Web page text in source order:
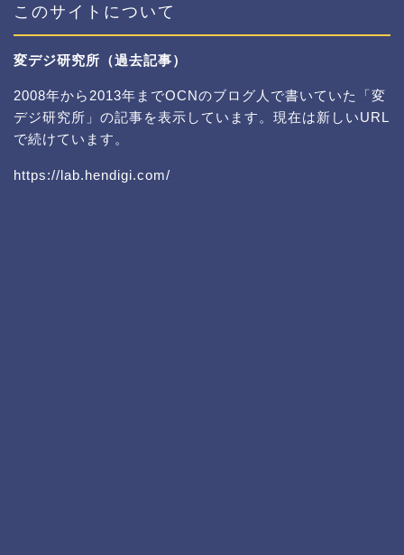
このサイトについて
変デジ研究所（過去記事）
2008年から2013年までOCNのブログ人で書いていた「変
デジ研究所」の記事を表示しています。現在は新しいURL
で続けています。
https://lab.hendigi.com/